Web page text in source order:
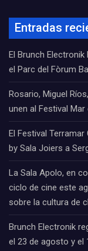
Entradas
El Brunch
el Parc del Fòrum
Rosario, Miguel
unen al Festival Mar
El Festival
by Sala Joiers a
La Sala Apolo, en
ciclo de cine este
sobre la cultura de
Brunch Electronik
el 23 de agosto y el